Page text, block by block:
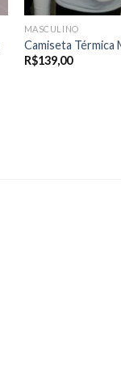
MASCULINO
Camiseta Térmica
R$139,00